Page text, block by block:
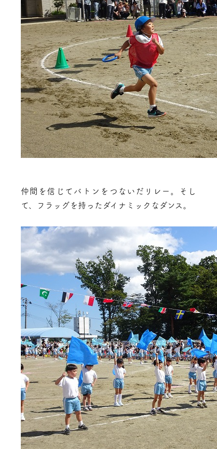
仲間を信じてバトンをつないだリレー。そし
て、フラッグを持ったダイナミックなダンス。